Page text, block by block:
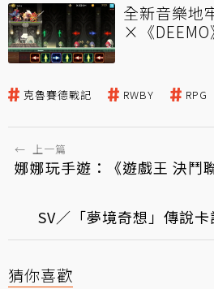
全新音樂地
×《
克魯賽德戰記 RWBY RPG
← 上一篇
娜娜玩手遊：《遊戲王 決鬥
SV／「夢境奇想」傳說
猜你喜歡